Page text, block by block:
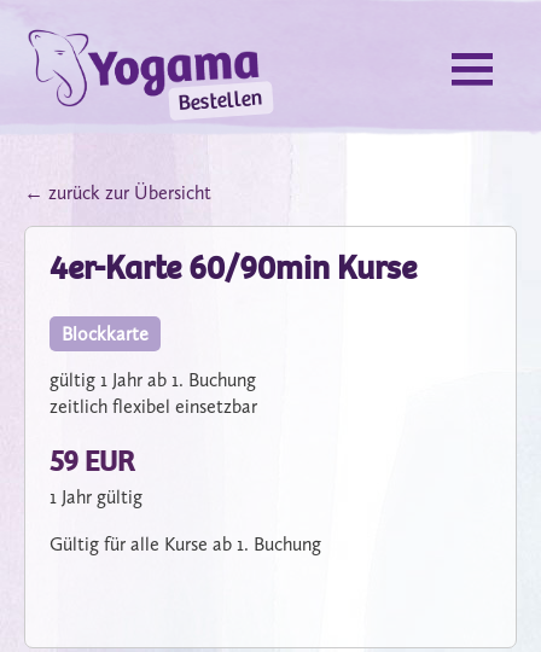
Bestellen
← zurück zur Übersicht
4er-Karte 60/90min Kurse
Blockkarte
gültig 1 Jahr ab 1. Buchung
zeitlich flexibel einsetzbar
59 EUR
1 Jahr gültig
Gültig für alle Kurse ab 1. Buchung